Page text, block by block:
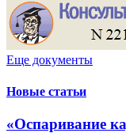
Еще документы
Новые статьи
«Оспаривание